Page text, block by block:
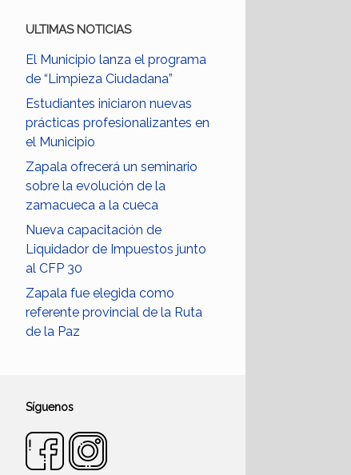
ULTIMAS NOTICIAS
El Municipio lanza el programa
de “Limpieza Ciudadana”
Estudiantes iniciaron nuevas
prácticas profesionalizantes en
el Municipio
Zapala ofrecerá un seminario
sobre la evolución de la
zamacueca a la cueca
Nueva capacitación de
Liquidador de Impuestos junto
al CFP 30
Zapala fue elegida como
referente provincial de la Ruta
de la Paz
Síguenos